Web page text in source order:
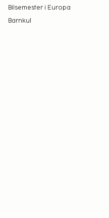
Bilsemester i Europa
Barnkul